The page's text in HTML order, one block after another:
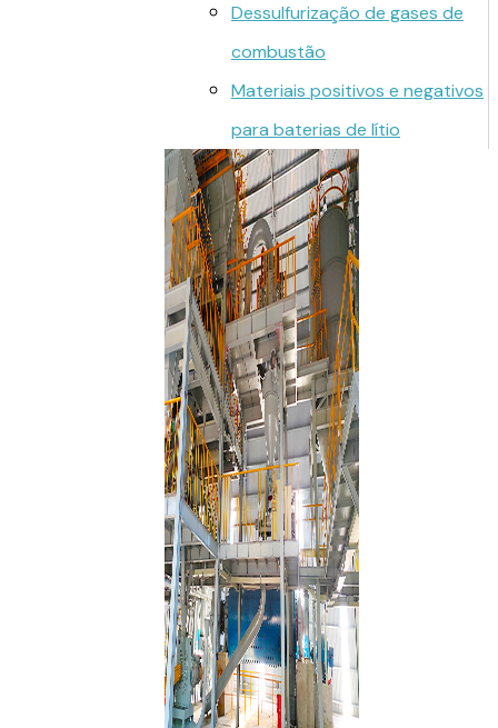
Dessulfurização de gases de
combustão
Materiais positivos e negativos
para baterias de lítio